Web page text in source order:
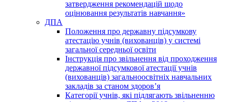
затвердження рекомендацій щодо
оцінювання результатів навчання»
ДПА
Положення про державну підсумкову
атестацію учнів (вихованців) у системі
загальної середньої освіти
Інструкція про звільнення від проходження
державної підсумкової атестації учнів
(вихованців) загальноосвітніх навчальних
закладів за станом здоров’я
Категорії учнів, які підлягають звільненню